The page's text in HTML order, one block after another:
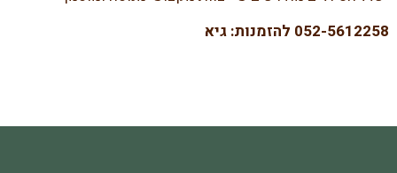
052-5612258 להזמנות: גיא